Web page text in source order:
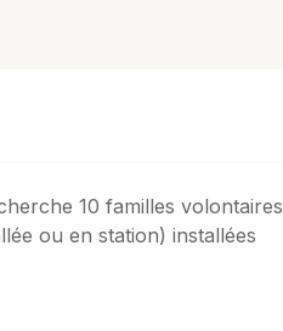
10 familles volontaires
ou en station) installées